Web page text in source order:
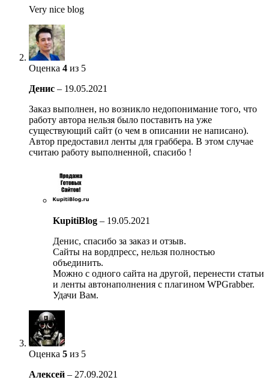
Very nice blog
Оценка 4 из 5
Денис – 19.05.2021
Заказ выполнен, но возникло недопонимание того, что
работу автора нельзя было поставить на уже
существующий сайт (о чем в описании не написано).
Автор предоставил ленты для граббера. В этом случае
считаю работу выполненной, спасибо !
KupitiBlog – 19.05.2021
Денис, спасибо за заказ и отзыв.
Сайты на вордпресс, нельзя полностью
объединить.
Можно с одного сайта на другой, перенести статьи
и ленты автонаполнения с плагином WPGrabber.
Удачи Вам.
Оценка 5 из 5
Алексей – 27.09.2021